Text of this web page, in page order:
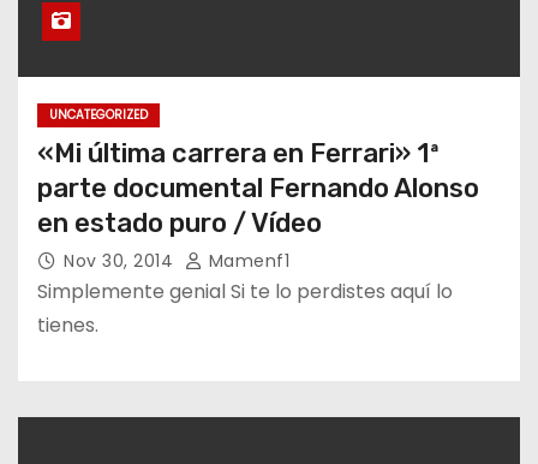
UNCATEGORIZED
«Mi última carrera en Ferrari» 1ª
parte documental Fernando Alonso
en estado puro / Vídeo
Nov 30, 2014 Mamenf1
Simplemente genial Si te lo perdistes aquí lo
tienes.